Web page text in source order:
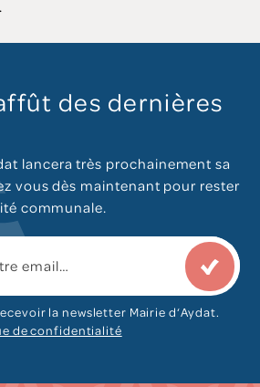
.
des dernières
lancera très prochainement sa
vous dès maintenant pour rester
communale.
la newsletter Mairie d‘Aydat.
de confidentialité